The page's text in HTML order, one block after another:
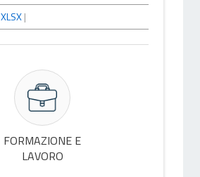
XLSX|
FORMAZIONE E
LAVORO